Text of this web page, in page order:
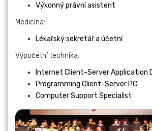
Výkonný právní asistent
Medicína:
Lékařský sekretář a účetní
Výpočetní technika:
Internet Client-Server Application
Programming Client-Server PC
Computer Support Specialist